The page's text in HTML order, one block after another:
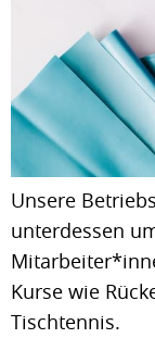
Unsere
unterdessen
Kurse wie
Tischtennis.